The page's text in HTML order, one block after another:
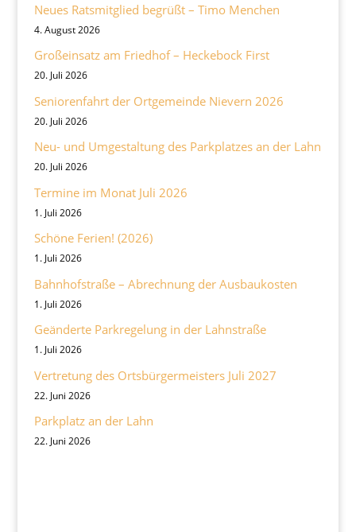
Neues Ratsmitglied begrüßt – Timo Menchen
4. August 2026
Großeinsatz am Friedhof – Heckebock First
20. Juli 2026
Seniorenfahrt der Ortgemeinde Nievern 2026
20. Juli 2026
Neu- und Umgestaltung des Parkplatzes an der Lahn
20. Juli 2026
Termine im Monat Juli 2026
1. Juli 2026
Schöne Ferien! (2026)
1. Juli 2026
Bahnhofstraße – Abrechnung der Ausbaukosten
1. Juli 2026
Geänderte Parkregelung in der Lahnstraße
1. Juli 2026
Vertretung des Ortsbürgermeisters Juli 2027
22. Juni 2026
Parkplatz an der Lahn
22. Juni 2026